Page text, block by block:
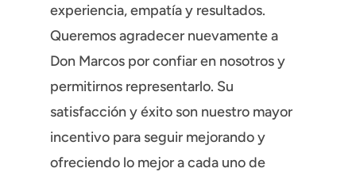
experiencia, empatía y resultados.
Queremos agradecer nuevamente a
Don Marcos por confiar en nosotros y
permitirnos representarlo. Su
satisfacción y éxito son nuestro mayor
incentivo para seguir mejorando y
ofreciendo lo mejor a cada uno de